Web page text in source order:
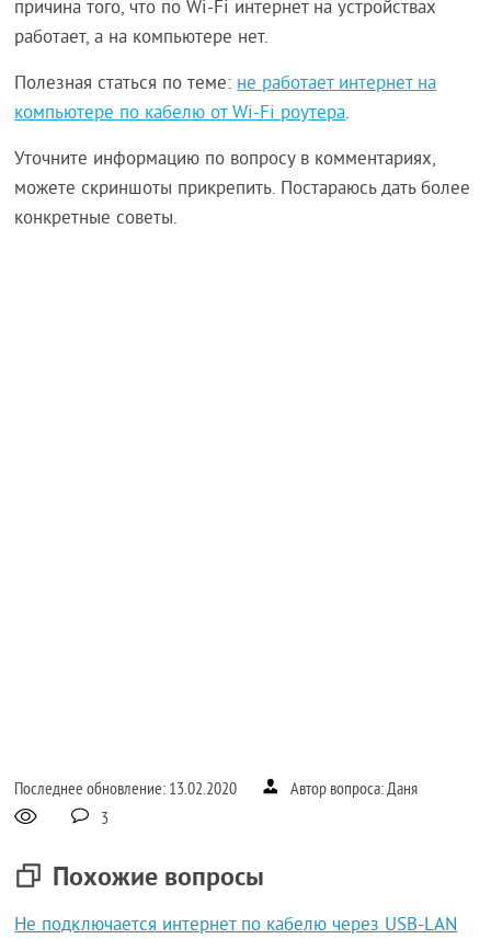
причина того, что по Wi-Fi интернет на устройствах
работает, а на компьютере нет.
Полезная статься по теме:не работает интернет на
компьютере по кабелю от Wi-Fi роутера.
Уточните информацию по вопросу в комментариях,
можете скриншоты прикрепить. Постараюсь дать более
конкретные советы.
Последнее обновление: 13.02.2020
Автор вопроса: Даня
3
Похожие вопросы
Не подключается интернет по кабелю через USB-LAN